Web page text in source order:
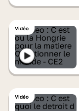
Vidéo
Vidéo